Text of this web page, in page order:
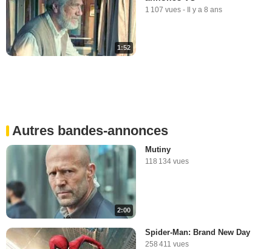
1:52
1 107 vues - Il y a 8 ans
Autres bandes-annonces
2:00
Mutiny
118 134 vues
Spider-Man: Brand New Day
258 411 vues